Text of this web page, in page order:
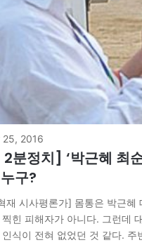
25, 2016
분정치] ‘박근혜 최
구?
재 시사평론가] 몸통은 박근혜
힌 피해자가 아니다. 그런데
식이 전혀 없었던 것 같다. 주